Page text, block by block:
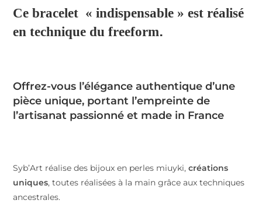
Ce bracelet « indispensable » est réalisé
en technique du freeform.
Offrez-vous l’élégance authentique d’une
pièce unique, portant l’empreinte de
l’artisanat passionné et made in France
Syb’Art réalise des bijoux en perles miuyki,créations
uniques, toutes réalisées à la main grâce aux techniques
ancestrales.